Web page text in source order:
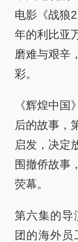
电影《战狼
年的利比亚
磨难与艰辛
彩。
《辉煌中
后的故事，
启发，决定
围撤侨故事
荧幕。
第六集的导
团的海外员